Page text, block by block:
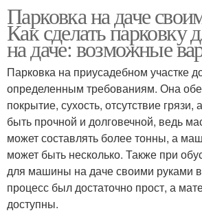
Парковка на даче
Как сделать
на даче: возможные
Парковка на приусадебном участке
определенным требованиям. Она
покрытие, сухость, отсутствие
быть прочной и долговечной, ведь
может составлять более тонны, а
может быть несколько. Также при
для машины на даче своими руками
процесс был достаточно прост, а
доступны.